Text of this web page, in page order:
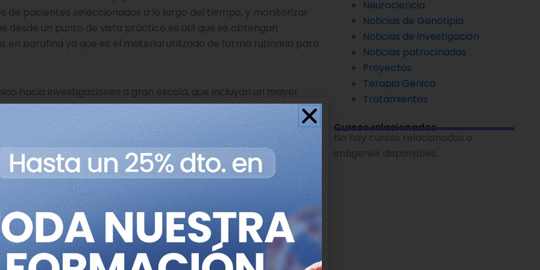
pacientes seleccionados a lo largo del tiempo, y monitorizar
desde un punto de vista práctico es útil que se obtengan
parafina ya que es el material utilizado de forma rutinaria para
hacia investigaciones a gran escala, que incluyan un mayor
el entusiasmo del equipo al obtener una prometedora
epigenéticas, e indica que están deseando tener los resultados
in triple-negative breast cancer reveals distinct methylation
epigenetic-signatures-that-differentiate-triple-negative-
Neurociencia
Noticias de Genotipia
Noticias de investigación
Noticias patrocinadas
Proyectos
Terapia Génica
Tratamientos
Cursos relacionados
No hay cursos relacionados o
imágenes disponibles.